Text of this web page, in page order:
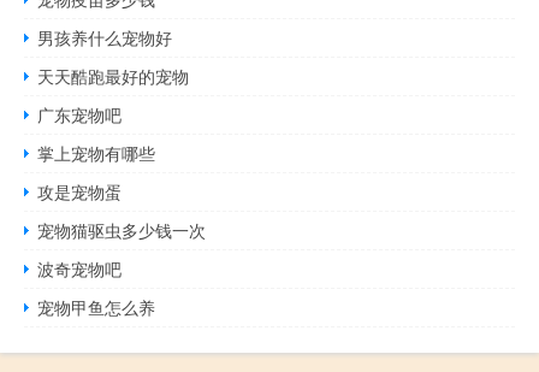
男孩养什么宠物好
天天酷跑最好的宠物
广东宠物吧
掌上宠物有哪些
攻是宠物蛋
宠物猫驱虫多少钱一次
波奇宠物吧
宠物甲鱼怎么养